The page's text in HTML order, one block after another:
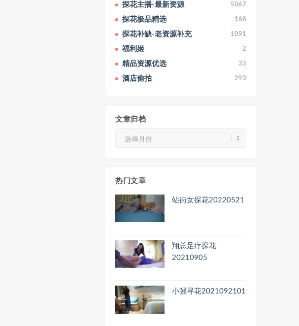
探花主播-最新资源 5067
探花极品精选 168
探花补缺-老资源补充 1091
福利姬 2
精品资源优选 33
酒店偷拍 293
文章归档
热门文章
站街女探花20220521
翔总足疗探花
20210905
小强寻花2021092101